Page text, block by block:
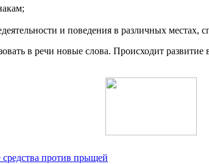
и поведения в различных местах,
в речи новые слова. Происходит
против прыщей